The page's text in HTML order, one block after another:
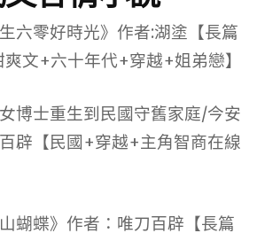
六零好時光》作者:湖塗【長篇
文+六十年代+穿越+姐弟戀】
博士重生到民國守舊家庭/今安
辟【民國+穿越+主角智商在線
蝴蝶》作者：唯刀百辟【長篇